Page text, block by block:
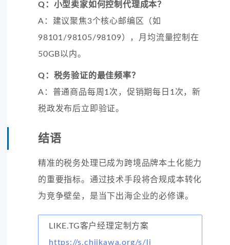
Q：小型卖家如何控制代理成本？
A：建议聚焦3个核心邮编区（如
98101/98105/98109），月均流量控制在
50GB以内。
Q：税务验证的最佳频率？
A：普通商品每周1次，促销期每日1次，新
税政发布后立即验证。
结语
精准的税务处理已成为跨境品牌本土化能力
的重要指标。通过技术手段将合规成本转化
为竞争壁垒，是当下出海企业的必修课。
LIKE.TG客户经理定制方案
https://s.chiikawa.org/s/li